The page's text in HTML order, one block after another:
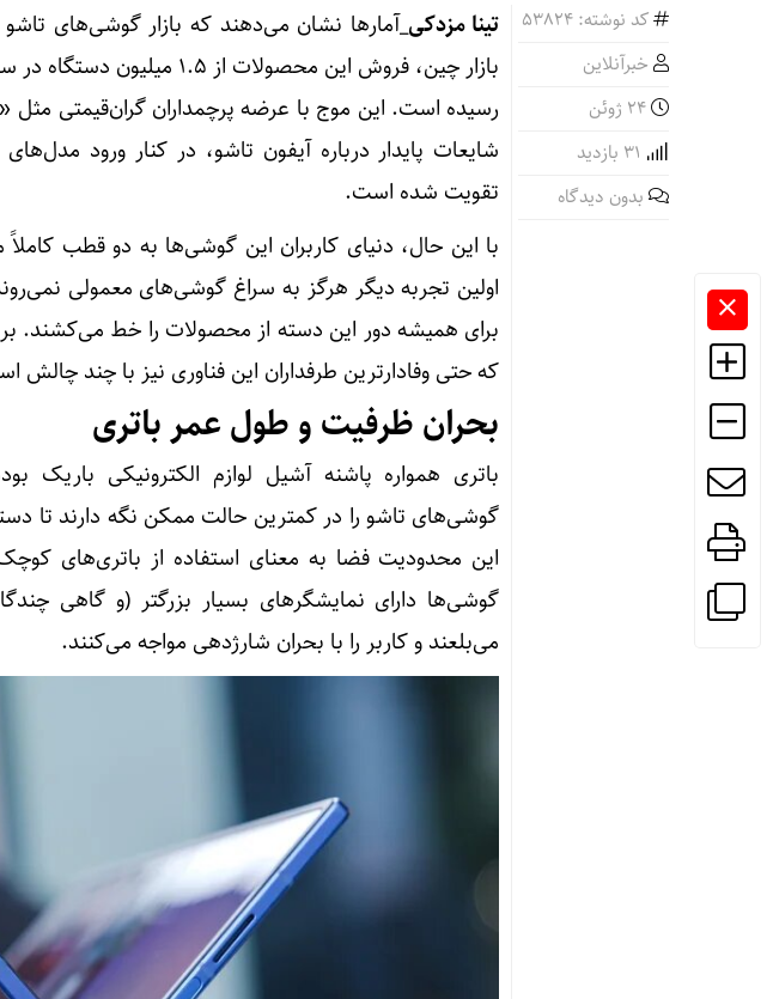
کد نوشته: 53824
خبرآنلاین
بدون دیدگاه
تینا مزدکی_آمارها نشان می‌دهند که بازار گوشی‌های
شایعات پایدار درباره آیفون تاشو، در کنار ورود
تقویت شده است.
با این حال، دنیای کاربران این گوشی‌ها به دو قطب
اولین تجربه دیگر هرگز به سراغ گوشی‌های معمولی
برای همیشه دور این دسته از محصولات را خط می‌کشند.
که حتی وفادارترین طرفداران این فناوری نیز با چند چالش
بحران ظرفیت و طول عمر باتری
باتری همواره پاشنه آشیل لوازم الکترونیکی
گوشی‌های تاشو را در کمترین حالت ممکن نگه دارند تا
این محدودیت فضا به معنای استفاده از باتری‌های
گوشی‌ها دارای نمایشگرهای بسیار بزرگتر (و گاهی
می‌بلعند و کاربر را با بحران شارژدهی مواجه می‌کنند.